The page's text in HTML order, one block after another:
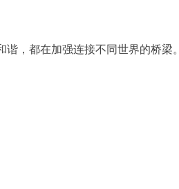
谐，都在加强连接不同世界的桥梁。